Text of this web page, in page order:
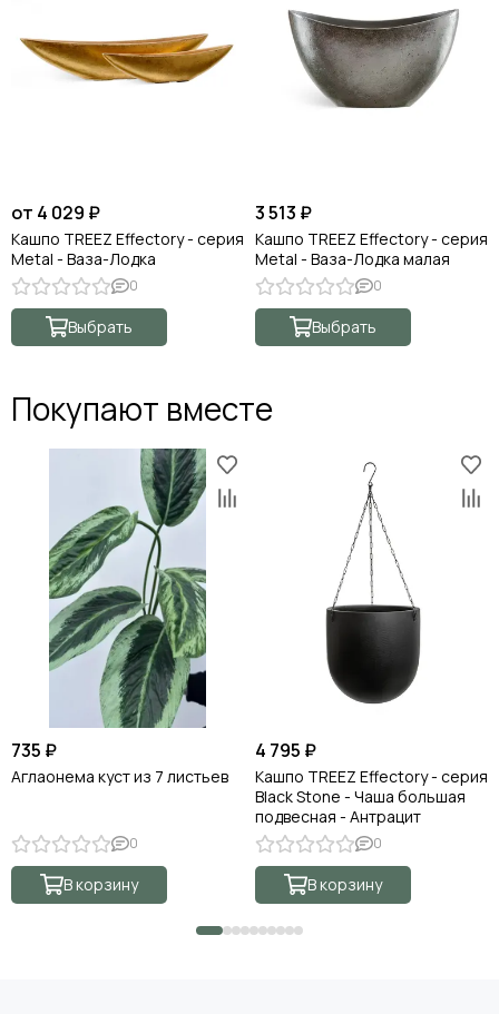
от 4 029 ₽
Кашпо TREEZ Effectory - серия
Metal - Ваза-Лодка
0
Выбрать
3 513 ₽
Кашпо TREEZ Effectory - серия
Metal - Ваза-Лодка малая
0
Выбрать
Покупают вместе
735 ₽
Аглаонема куст из 7 листьев
0
В корзину
4 795 ₽
Кашпо TREEZ Effectory - серия
Black Stone - Чаша большая
подвесная - Антрацит
0
В корзину